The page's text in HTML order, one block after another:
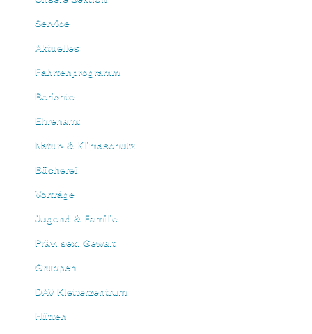
Service
Aktuelles
Fahrtenprogramm
Berichte
Ehrenamt
Natur- & Klimaschutz
Bücherei
Vorträge
Jugend & Familie
Präv. sex. Gewalt
Gruppen
DAV Kletterzentrum
Hütten